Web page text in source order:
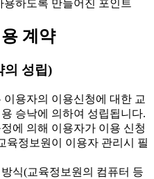
용하도록 만들어진 포인트
계약
의 성립)
용자의 이용신청에 대한 교
승낙에 의하여 성립됩니다.
에 의해 이용자가 이용 신청
육정보원이 이용자 관리시 필
식(교육정보원의 컴퓨터 등